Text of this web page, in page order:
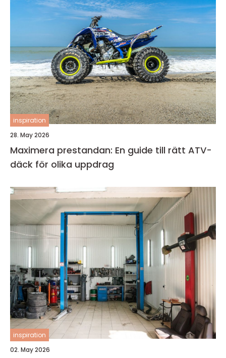
inspiration
28. May 2026
Maximera prestandan: En guide till rätt ATV-
däck för olika uppdrag
inspiration
02. May 2026